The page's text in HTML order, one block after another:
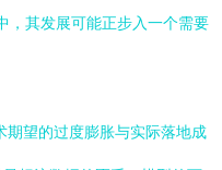
，其发展可能正步入一个需要
期望的过度膨胀与实际落地成